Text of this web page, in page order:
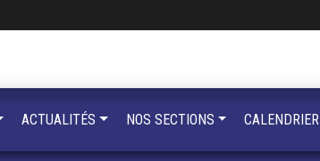
ACTUALITÉS NOS SECTIONS CALENDRIER